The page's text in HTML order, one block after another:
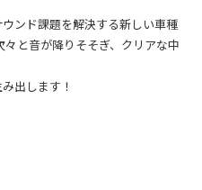
ンド課題を解決する新しい車種
と音が降りそそぎ、クリアな中
出します！